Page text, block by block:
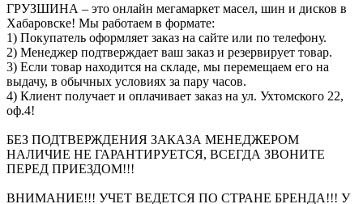
ГРУЗШИНА – это онлайн мегамаркет масел, шин и дисков в
Хабаровске! Мы работаем в формате:
1) Покупатель оформляет заказ на сайте или по телефону.
2) Менеджер подтверждает ваш заказ и резервирует товар.
3) Если товар находится на складе, мы перемещаем его на
выдачу, в обычных условиях за пару часов.
4) Клиент получает и оплачивает заказ на ул. Ухтомского 22,
оф.4!
БЕЗ ПОДТВЕРЖДЕНИЯ ЗАКАЗА МЕНЕДЖЕРОМ
НАЛИЧИЕ НЕ ГАРАНТИРУЕТСЯ, ВСЕГДА ЗВОНИТЕ
ПЕРЕД ПРИЕЗДОМ!!!
ВНИМАНИЕ!!! УЧЕТ ВЕДЕТСЯ ПО СТРАНЕ БРЕНДА!!! У